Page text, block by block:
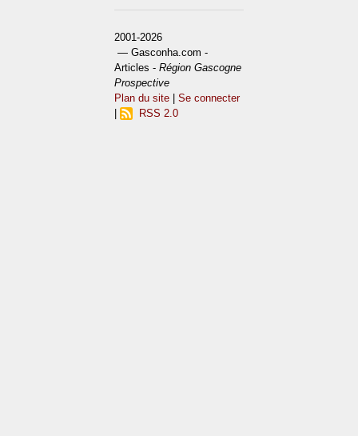
2001-2026
— Gasconha.com -
Articles -Région Gascogne
Prospective
Plan du site |Se connecter
RSS 2.0